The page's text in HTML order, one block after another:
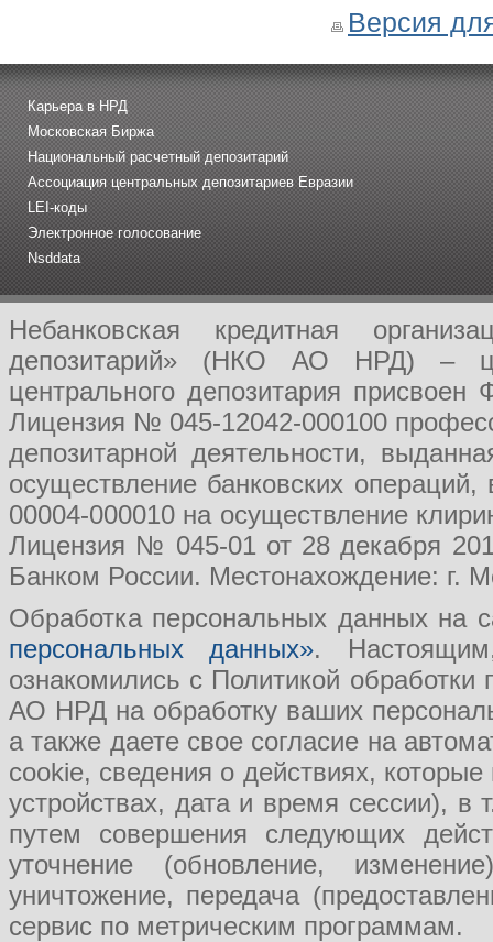
Версия
Карьера в НРД
Московская Биржа
Национальный расчетный депозитарий
Ассоциация центральных депозитариев Евразии
LEI-коды
Электронное голосование
Nsddata
Небанковская кредитная
депозитарий» (НКО АО НРД) –
центрального депозитария
Лицензия № 045-12042-000100
депозитарной деятельности,
осуществление банковских
00004-000010 на осуществление
Лицензия № 045-01 от 28 декабря
Банком России. Местонахождение: г.
Обработка персональных данных на
персональных данных».
ознакомились с Политикой
АО НРД на обработку ваших
а также даете свое согласие на
cookie, сведения о действиях,
устройствах, дата и время сессии), в
путем совершения следующих
уточнение (обновление,
уничтожение, передача
сервис по метрическим программам.